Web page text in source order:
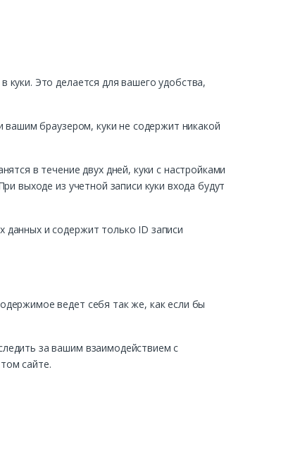
Это делается для вашего удобства,
вашим браузером, куки не содержит никакой
в течение двух дней, куки с настройками
выходе из учетной записи куки входа будут
данных и содержит только ID записи
ведет себя так же, как если бы
за вашим взаимодействием с
сайте.